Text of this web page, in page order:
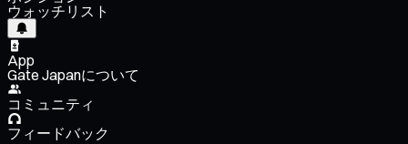
ウォッチリスト
App
Gate Japanについて
コミュニティ
フィードバック